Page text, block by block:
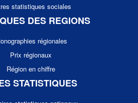
statistiques sociales
DES REGIONS
régionales
Prix régionaux
Région en chiffre
STATISTIQUES